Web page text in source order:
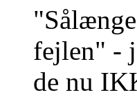
fejlen" -
de nu